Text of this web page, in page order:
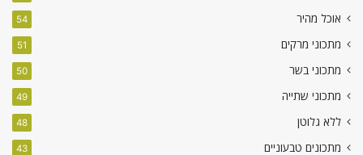
אוכל מהיר 54
מתכוני מרקים 51
מתכוני בשר 50
מתכוני שתייה 49
ללא גלוטן 48
מתכונים טבעוניים 43